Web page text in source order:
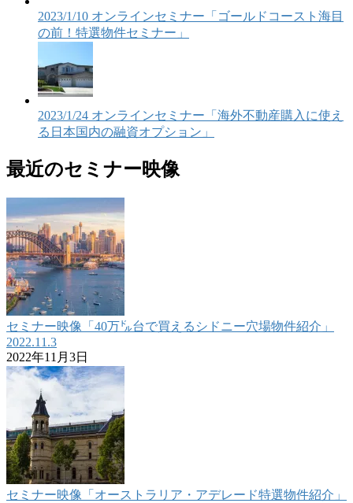
2023/1/10 オンラインセミナー「ゴールドコースト海目
の前！特選物件セミナー」
2023/1/24 オンラインセミナー「海外不動産購入に使え
る日本国内の融資オプション」
最近のセミナー映像
セミナー映像「40万㌦台で買えるシドニー穴場物件紹介」
2022.11.3
2022年11月3日
セミナー映像「オーストラリア・アデレード特選物件紹介」